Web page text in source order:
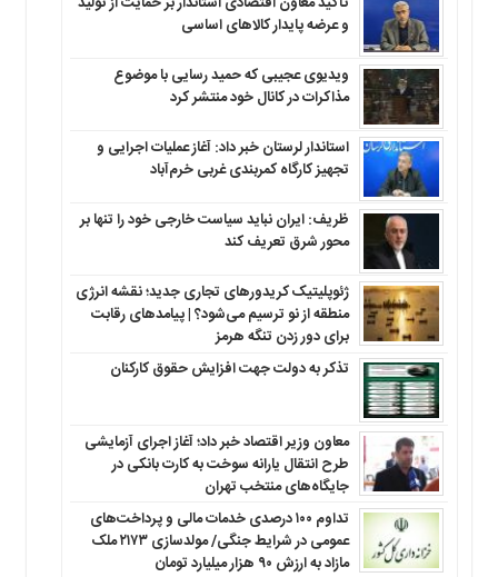
و عرضه پایدار کالاهای اساسی
ویدیوی عجیبی که حمید رسایی با موضوع
مذاکرات در کانال خود منتشر کرد
استاندار لرستان خبر داد: آغاز عملیات اجرایی و
تجهیز کارگاه کمربندی غربی خرم‌آباد
ظریف: ایران نباید سیاست خارجی خود را تنها بر
محور شرق تعریف کند
ژئوپلیتیک کریدورهای تجاری جدید؛ نقشه انرژی
منطقه‌ از نو ترسیم می‌شود؟ | پیامدهای رقابت
برای دور زدن تنگه هرمز
تذکر به دولت جهت افزایش حقوق کارکنان ‌
معاون وزیر اقتصاد خبر داد؛ آغاز اجرای آزمایشی
طرح انتقال یارانه سوخت به کارت بانکی در
جایگاه‌های منتخب تهران
تداوم ۱۰۰ درصدی خدمات مالی و پرداخت‌های
عمومی در شرایط جنگی/ مولدسازی ۲۱۷۳ ملک
مازاد به ارزش ۹۰ هزار میلیارد تومان